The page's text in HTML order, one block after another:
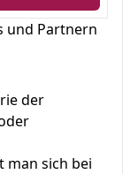
und Partnern
der
man sich bei